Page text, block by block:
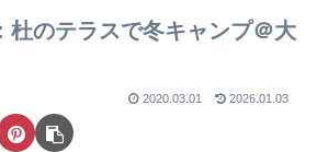
杜のテラスで冬キャンプ＠大
2020.03.01 2026.01.03